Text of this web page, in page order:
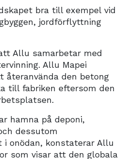
bra till exempel vid
jordförflyttning
Allu samarbetar med
Allu Mapei
återanvända den betong
till fabriken eftersom den
hamna på deponi,
dessutom
onödan, konstaterar Allu
som visar att den globala